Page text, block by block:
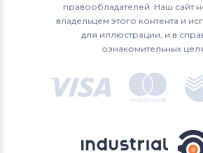
правообладателей. Наш сайт
владельцем этого контента и
для иллюстрации, и в
ознакомительных